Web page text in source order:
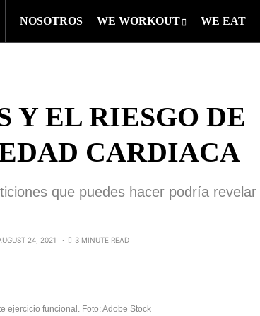
NOSOTROS WE WORKOUT WE EAT
Y EL RIESGO DE
CARDIACA
que puedes hacer podría
24, 2021 3 MINUTE READ
ejercicio funcional. Foto: Adobe Stock